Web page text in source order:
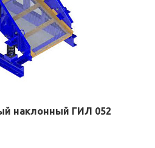
наклонный ГИЛ 052